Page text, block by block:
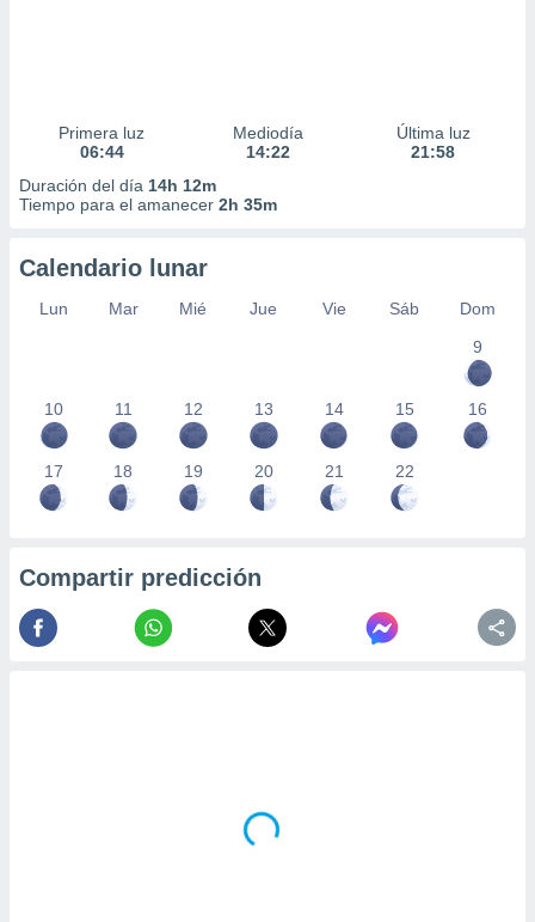
Primera luz
06:44
Mediodía
14:22
Última luz
21:58
Duración del día 14h 12m
Tiempo para el amanecer 2h 35m
Calendario lunar
Lun Mar Mié Jue Vie Sáb
Dom
9
10 11 12 13 14 15 16
17 18 19 20 21 22
Compartir predicción